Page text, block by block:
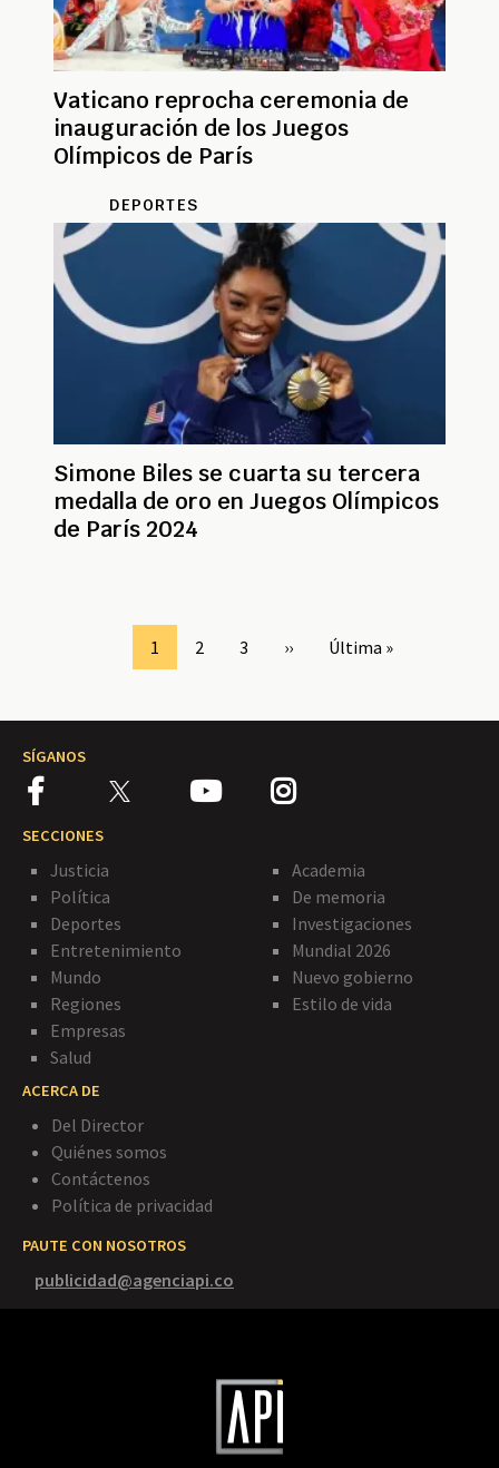
Vaticano reprocha ceremonia de
inauguración de los Juegos
Olímpicos de París
DEPORTES
Simone Biles se cuarta su tercera
medalla de oro en Juegos Olímpicos
de París 2024
Page
1 Page
2 Page
3
Siguiente
››
Última
Última »
SÍGANOS
SECCIONES
Justicia
Política
Deportes
Entretenimiento
Mundo
Regiones
Empresas
Salud
Academia
De memoria
Investigaciones
Mundial 2026
Nuevo gobierno
Estilo de vida
ACERCA DE
Del Director
Quiénes somos
Contáctenos
Política de privacidad
PAUTE CON NOSOTROS
publicidad@agenciapi.co